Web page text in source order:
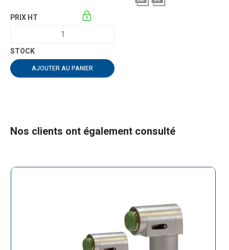
AJOUTER AU PANIER
Nos clients ont également consulté